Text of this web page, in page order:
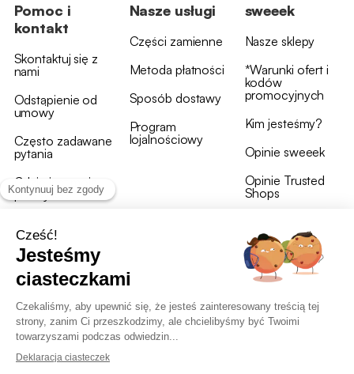
Pomoc i
kontakt
Skontaktuj się z
nami
Odstąpienie od
umowy
Często zadawane
pytania
Gdzie jest moja
przesyłka?
Nasze usługi
Części zamienne
Metoda płatności
Sposób dostawy
Program
lojalnościowy
sweeek
Nasze sklepy
*Warunki ofert i
kodów
promocyjnych
Kim jesteśmy?
Opinie sweeek
Opinie Trusted
Shops
OWU programu lojalnościowego
RODO i polityka plików cookie
Deklaracja dostępności